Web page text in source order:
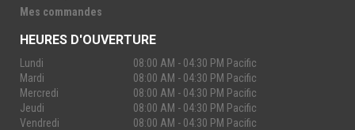
Mes commandes
HEURES D'OUVERTURE
Lundi
08:00 AM - 04:30 PM Pacific
Mardi
08:00 AM - 04:30 PM Pacific
Mercredi
08:00 AM - 04:30 PM Pacific
Jeudi
08:00 AM - 04:30 PM Pacific
Vendredi
08:00 AM - 04:30 PM Pacific